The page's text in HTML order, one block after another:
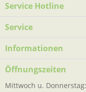
Service Hotline
Service
Informationen
Öffnungszeiten
Mittwoch u.